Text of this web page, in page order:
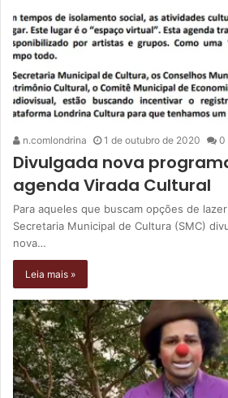
n.comlondrina 1 de outubro de 2020 0
Divulgada nova
agenda Virada Cultural
Para aqueles que buscam opções de
Secretaria Municipal de Cultura (SMC)
nova…
Leia mais »